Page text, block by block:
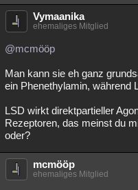
Musik Clash
Lesenswert
Vymaanika
ehemaliges Mitglied
@mcmööp
Man kann sie eh ganz
ein Phenethylamin, während
LSD wirkt direktpartieller
Rezeptoren, das meinst du
oder?
mcmööp
ehemaliges Mitglied